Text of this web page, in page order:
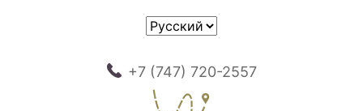
+7 (747) 720-2557